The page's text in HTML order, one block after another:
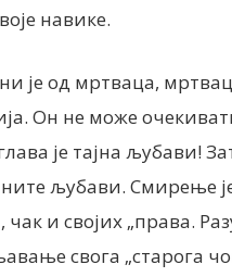
навике.
је од мртваца,
Он не може
је тајна љубави!
љубави. Смирење
чак и својих „права.
свога „старога